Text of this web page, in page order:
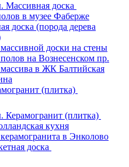
Массивная доска
в музее Фаберже
доска (порода дерева
доски на стены
на Вознесенском пр.
в ЖК Балтийская
(плитка)
Керамогранит (плитка)
кухня
в Энколово
доска